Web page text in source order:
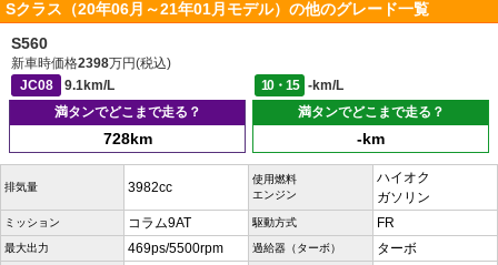
Sクラス（20年06月～21年01月モデル）の他のグレード一覧
S560
新車時価格2398万円(税込)
JC08
9.1km/L 10・15
-km/L
満タンでどこまで走る？
728km
満タンでどこまで走る？
-km
排気量 3982cc
使用燃料
エンジン
ハイオク
ガソリン
ミッション コラム9AT 駆動方式 FR
最大出力 469ps/5500rpm 過給器（ターボ） ターボ